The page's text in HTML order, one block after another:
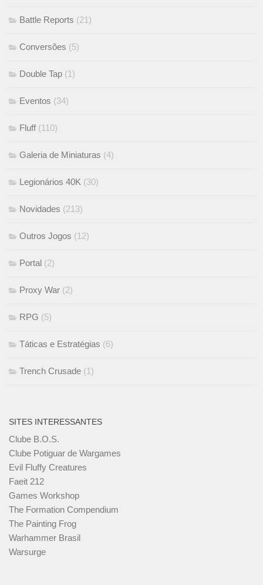
Battle Reports (21)
Conversões (5)
Double Tap (1)
Eventos (34)
Fluff (110)
Galeria de Miniaturas (4)
Legionários 40K (30)
Novidades (213)
Outros Jogos (12)
Portal (2)
Proxy War (2)
RPG (5)
Táticas e Estratégias (6)
Trench Crusade (1)
SITES INTERESSANTES
Clube B.O.S.
Clube Potiguar de Wargames
Evil Fluffy Creatures
Faeit 212
Games Workshop
The Formation Compendium
The Painting Frog
Warhammer Brasil
Warsurge